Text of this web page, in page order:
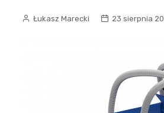
Łukasz Marecki 23 sierpnia